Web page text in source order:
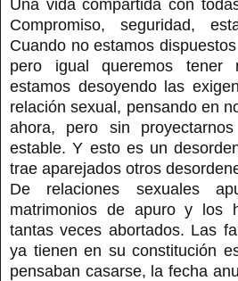
Una vida compartida con
Compromiso, seguridad,
Cuando no estamos
pero igual queremos tener
estamos desoyendo las
relación sexual, pensando en
ahora, pero sin
estable. Y esto es un
trae aparejados otros
De relaciones sexuales
matrimonios de apuro y los
tantas veces abortados. Las
ya tienen en su constitución
pensaban casarse, la fecha